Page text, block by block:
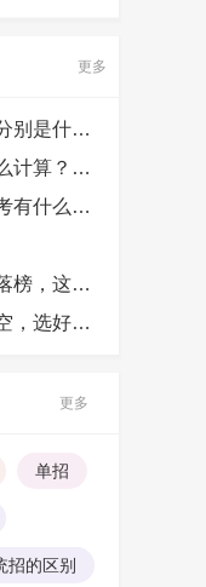
更多
哪类学生？
得高分？
么区别？
样上大学！
校很关键
更多
单招
招的区别